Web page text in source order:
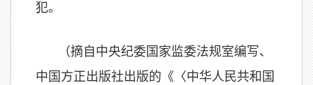
犯。
（摘自中央纪委国家监委法规室编写、
中国方正出版社出版的《〈中华人民共和国